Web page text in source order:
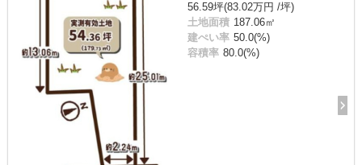
56.59坪(83.02万円 /坪)
土地面積 187.06㎡
建ぺい率 50.0(%)
容積率 80.0(%)